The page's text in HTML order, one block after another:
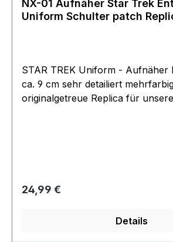
NX-01 Aufnäher Star Trek
Uniform Schulter patch
STAR TREK Uniform - Aufnäher Durchmesser
ca. 9 cm sehr detailiert
originalgetreue Replica für
Regulärer Preis:
24,99 €
Details